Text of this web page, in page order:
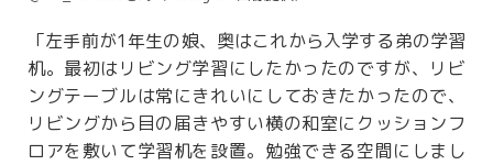
「左手前が1年生の娘、奥はこれから入学する弟の学習
机。最初はリビング学習にしたかったのですが、リビ
ングテーブルは常にきれいにしておきたかったので、
リビングから目の届きやすい横の和室にクッションフ
ロアを敷いて学習机を設置。勉強できる空間にしまし